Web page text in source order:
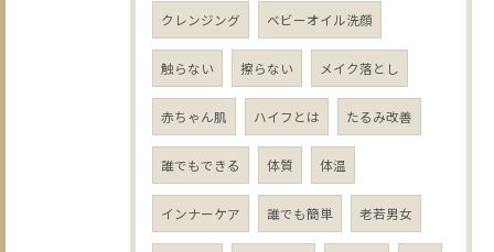
クレンジング ベビーオイル洗顔
触らない 擦らない メイク落とし
赤ちゃん肌 ハイフとは たるみ改善
誰でもできる 体質 体温
インナーケア 誰でも簡単 老若男女